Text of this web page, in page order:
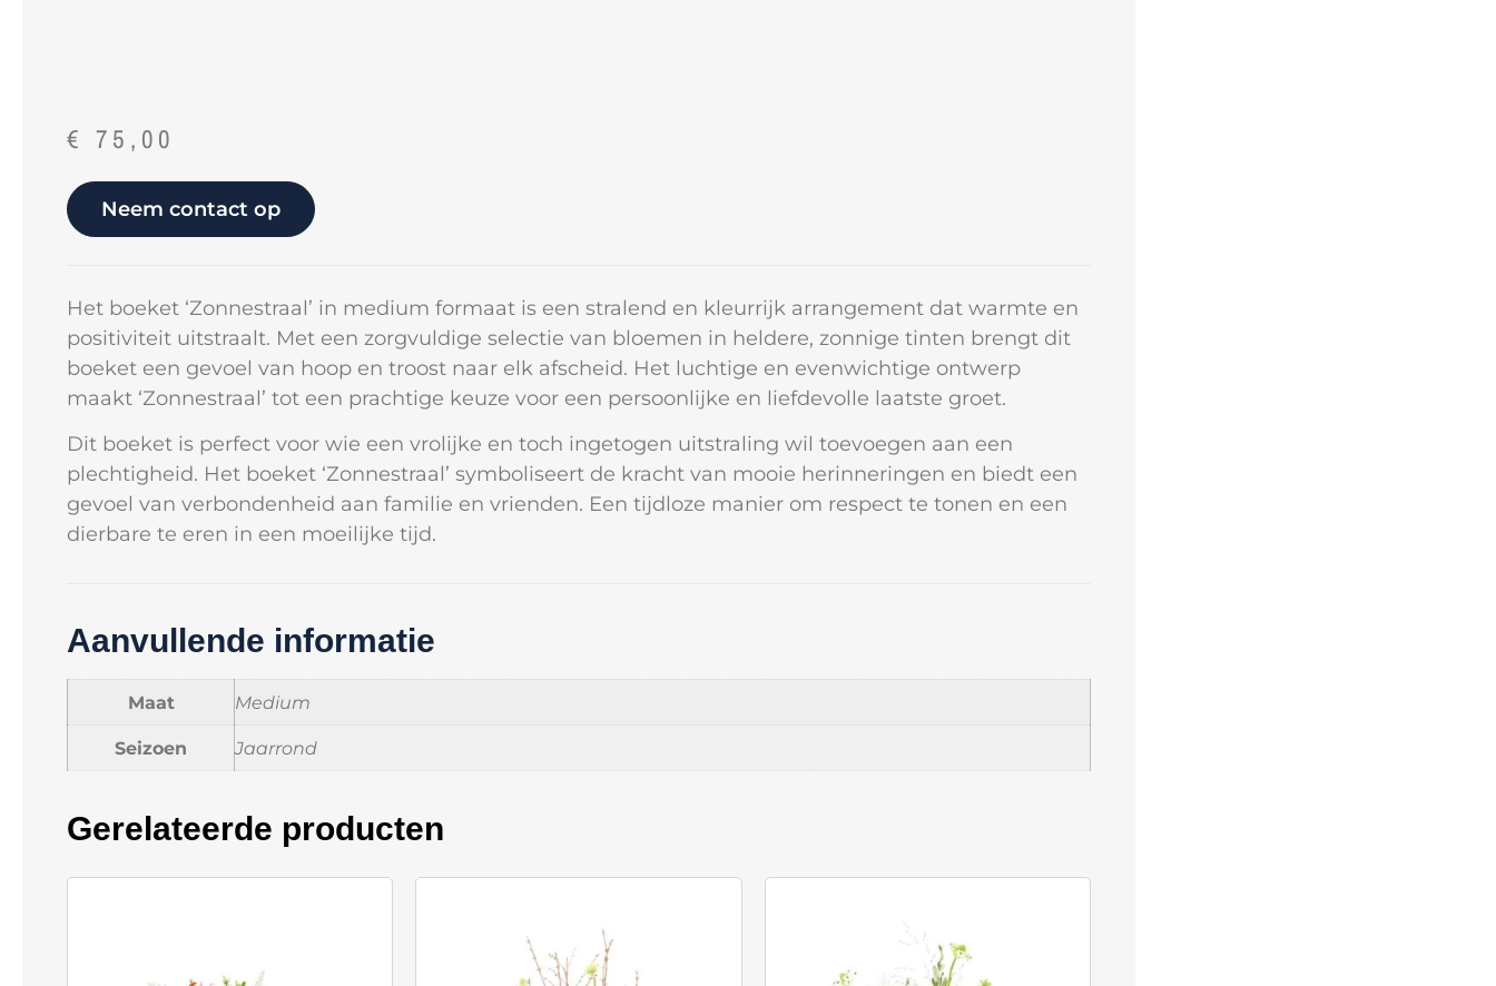
€ 75,00
Neem contact op
Het boeket ‘Zonnestraal’ in medium formaat is een stralend en kleurrijk arrangement dat warmte en
positiviteit uitstraalt. Met een zorgvuldige selectie van bloemen in heldere, zonnige tinten brengt dit
boeket een gevoel van hoop en troost naar elk afscheid. Het luchtige en evenwichtige ontwerp
maakt ‘Zonnestraal’ tot een prachtige keuze voor een persoonlijke en liefdevolle laatste groet.
Dit boeket is perfect voor wie een vrolijke en toch ingetogen uitstraling wil toevoegen aan een
plechtigheid. Het boeket ‘Zonnestraal’ symboliseert de kracht van mooie herinneringen en biedt een
gevoel van verbondenheid aan familie en vrienden. Een tijdloze manier om respect te tonen en een
dierbare te eren in een moeilijke tijd.
Aanvullende informatie
Maat Medium
Seizoen Jaarrond
Gerelateerde producten